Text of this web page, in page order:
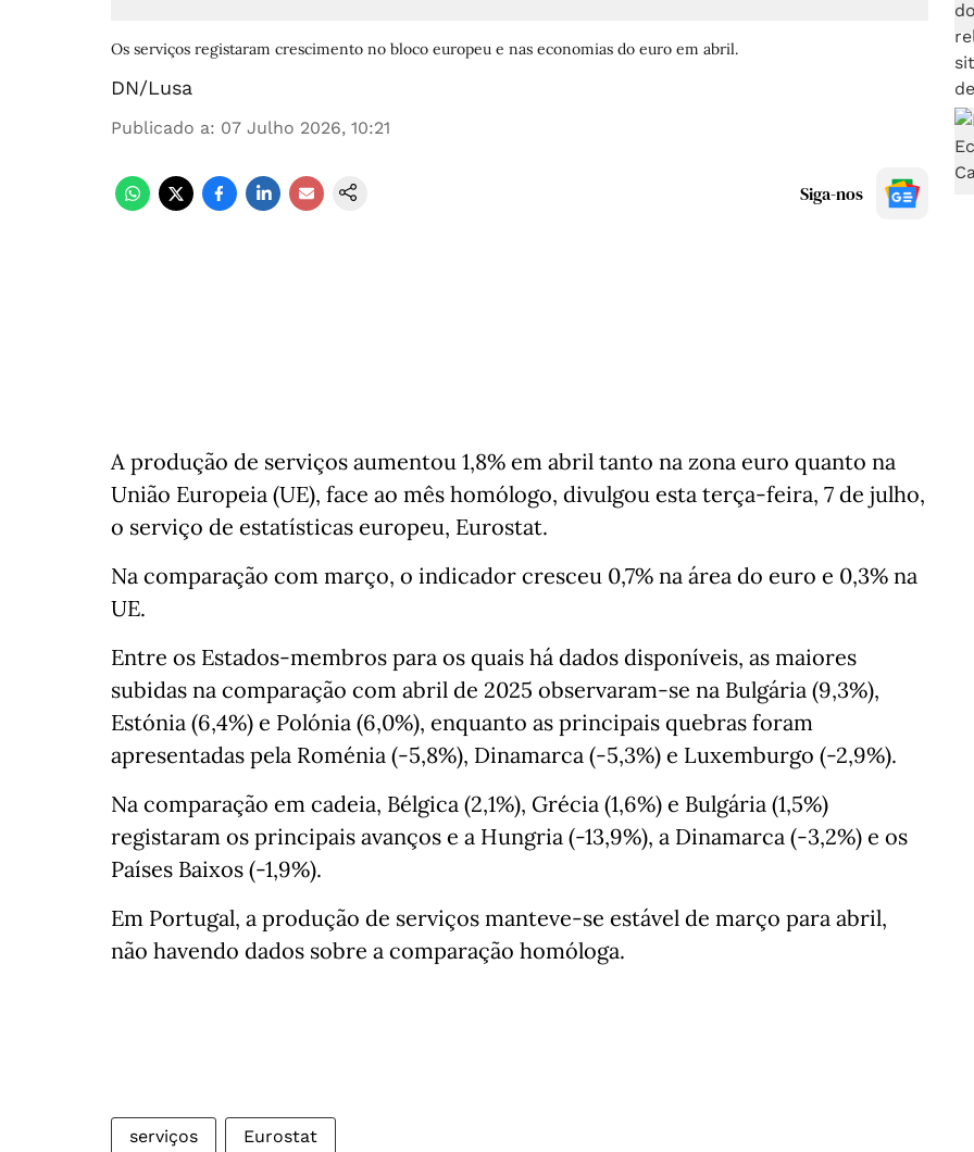
Os serviços registaram crescimento no bloco europeu e nas economias do euro em abril.
DN/Lusa
Publicado a: 07 Julho 2026, 10:21
Siga-nos
A produção de serviços aumentou 1,8% em abril tanto na zona euro quanto na
União Europeia (UE), face ao mês homólogo, divulgou esta terça-feira, 7 de julho,
o serviço de estatísticas europeu, Eurostat.
Na comparação com março, o indicador cresceu 0,7% na área do euro e 0,3% na
UE.
Entre os Estados-membros para os quais há dados disponíveis, as maiores
subidas na comparação com abril de 2025 observaram-se na Bulgária (9,3%),
Estónia (6,4%) e Polónia (6,0%), enquanto as principais quebras foram
apresentadas pela Roménia (-5,8%), Dinamarca (-5,3%) e Luxemburgo (-2,9%).
Na comparação em cadeia, Bélgica (2,1%), Grécia (1,6%) e Bulgária (1,5%)
registaram os principais avanços e a Hungria (-13,9%), a Dinamarca (-3,2%) e os
Países Baixos (-1,9%).
Em Portugal, a produção de serviços manteve-se estável de março para abril,
não havendo dados sobre a comparação homóloga.
serviços Eurostat